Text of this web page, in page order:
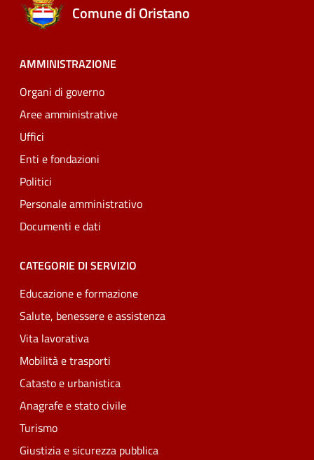
Comune di Oristano
AMMINISTRAZIONE
Organi di governo
Aree amministrative
Uffici
Enti e fondazioni
Politici
Personale amministrativo
Documenti e dati
CATEGORIE DI SERVIZIO
Educazione e formazione
Salute, benessere e assistenza
Vita lavorativa
Mobilità e trasporti
Catasto e urbanistica
Anagrafe e stato civile
Turismo
Giustizia e sicurezza pubblica